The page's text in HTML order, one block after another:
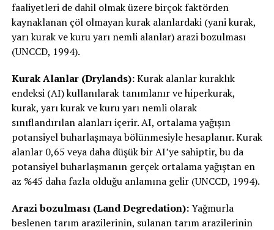
faaliyetleri de dahil olmak üzere birçok faktörden
kaynaklanan çöl olmayan kurak alanlardaki (yani kurak,
yarı kurak ve kuru yarı nemli alanlar) arazi bozulması
(UNCCD, 1994).
Kurak Alanlar (Drylands):Kurak alanlar kuraklık
endeksi (AI) kullanılarak tanımlanır ve hiperkurak,
kurak, yarı kurak ve kuru yarı nemli olarak
sınıflandırılan alanları içerir. AI, ortalama yağışın
potansiyel buharlaşmaya bölünmesiyle hesaplanır. Kurak
alanlar 0,65 veya daha düşük bir AI’ye sahiptir, bu da
potansiyel buharlaşmanın gerçek ortalama yağıştan en
az %45 daha fazla olduğu anlamına gelir (UNCCD, 1994).
Arazi bozulması (Land Degredation):Yağmurla
beslenen tarım arazilerinin, sulanan tarım arazilerinin